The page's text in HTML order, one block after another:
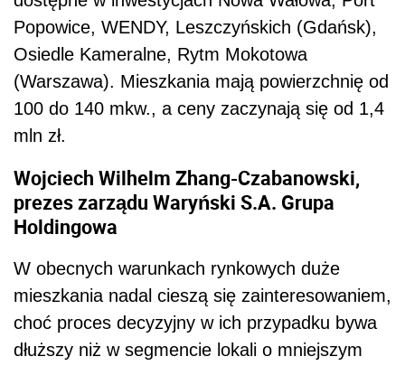
Popowice, WENDY, Leszczyńskich (Gdańsk),
Osiedle Kameralne, Rytm Mokotowa
(Warszawa). Mieszkania mają powierzchnię od
100 do 140 mkw., a ceny zaczynają się od 1,4
mln zł.
Wojciech Wilhelm Zhang-Czabanowski,
prezes zarządu Waryński S.A. Grupa
Holdingowa
W obecnych warunkach rynkowych duże
mieszkania nadal cieszą się zainteresowaniem,
choć proces decyzyjny w ich przypadku bywa
dłuższy niż w segmencie lokali o mniejszym